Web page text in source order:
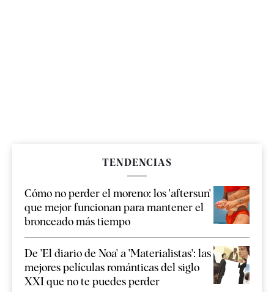
TENDENCIAS
Cómo no perder el moreno: los 'aftersun'
que mejor funcionan para mantener el
bronceado más tiempo
De 'El diario de Noa' a 'Materialistas': las
mejores películas románticas del siglo
XXI que no te puedes perder